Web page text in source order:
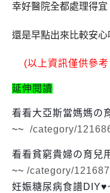
幸好醫院全都處理得宜
還是早點出來比較安心
(以上資訊僅供參
延伸閱讀
看看大亞斯當媽媽の
~~
/category/
看看貧窮貴婦の育兒
~~ /category/
妊娠糖尿病食譜